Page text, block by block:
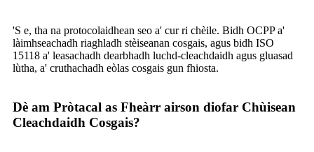
'S e, tha na protocolaidhean seo a' cur ri chèile. Bidh OCPP a'
làimhseachadh riaghladh stèiseanan cosgais, agus bidh ISO
15118 a' leasachadh dearbhadh luchd-cleachdaidh agus gluasad
lùtha, a' cruthachadh eòlas cosgais gun fhiosta.
Dè am Pròtacal as Fheàrr airson diofar Chùisean
Cleachdaidh Cosgais?